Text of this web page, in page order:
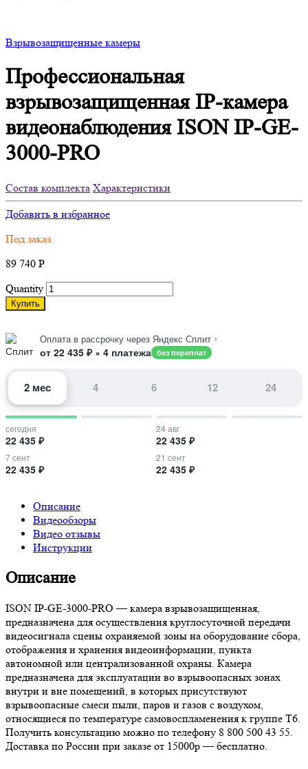
Взрывозащищенные камеры
Профессиональная
взрывозащищенная IP-камера
видеонаблюдения ISON IP-GE-
3000-PRO
Состав комплекта Характеристики
Добавить в избранное
Под заказ.
89 740 Р
Quantity
Купить
Оплата в рассрочку через Яндекс Сплит ›
от 22 435 ₽ × 4 платежа без переплат
2 мес 4 6 12 24
сегодня
22 435 ₽
24 авг
22 435 ₽
7 сент
22 435 ₽
21 сент
22 435 ₽
Описание
Видеообзоры
Видео отзывы
Инструкции
Описание
ISON IP-GE-3000-PRO — камера взрывозащищенная,
предназначена для осуществления круглосуточной передачи
видеосигнала сцены охраняемой зоны на оборудование сбора,
отображения и хранения видеоинформации, пункта
автономной или централизованной охраны. Камера
предназначена для эксплуатации во взрывоопасных зонах
внутри и вне помещений, в которых присутствуют
взрывоопасные смеси пыли, паров и газов с воздухом,
относящиеся по температуре самовоспламенения к группе Т6.
Получить консультацию можно по телефону 8 800 500 43 55.
Доставка по России при заказе от 15000р — бесплатно.